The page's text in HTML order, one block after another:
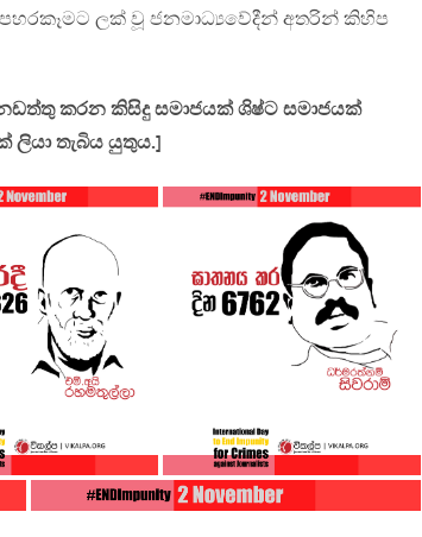
ලක් වූ ජනමාධ්‍යවේදීන් අතරින් කිහිප
කරන කිසිදු සමාජයක් ශිෂ්ට සමාජයක්
ලියා තැබිය යුතුය.]